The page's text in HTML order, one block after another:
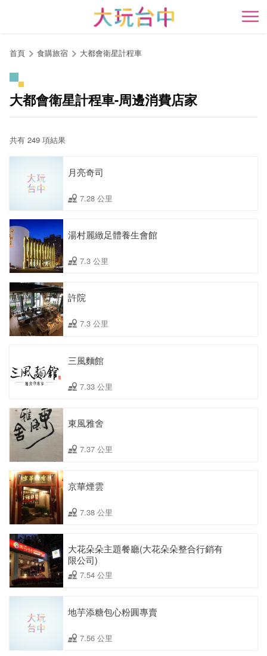
開
首頁 食購旅宿 大都會衛星計程車
大都會衛星計程車-周邊消費店家
共有 249 項結果
月亮奇司
7.28 公里
湯村麗緻足體養生會館
7.3 公里
許院
7.3 公里
三風麵館
7.33 公里
東風雅舍
7.37 公里
京華煙雲
7.38 公里
大花朵朵主題餐廳(大花朵朵整合行銷有
限公司)
7.54 公里
地芋添糖包心粉圓專賣
7.56 公里